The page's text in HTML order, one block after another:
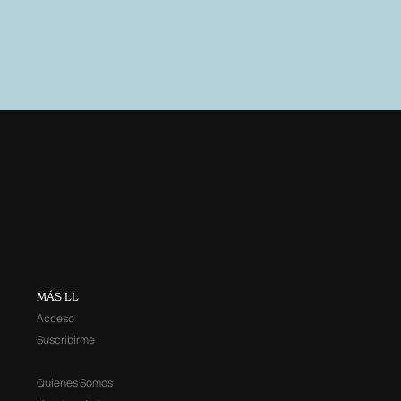
MÁS LL
Acceso
Suscribirme
Quienes Somos